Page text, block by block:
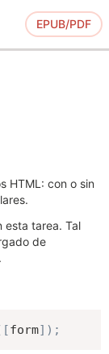
EPUB/PDF
HTML: con o sin
esta tarea. Tal
de
[form] ) ;